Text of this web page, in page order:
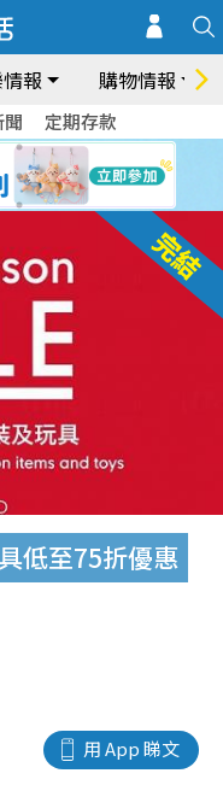
報 購物情報
定期存款
低至75折優惠
用 App 睇文